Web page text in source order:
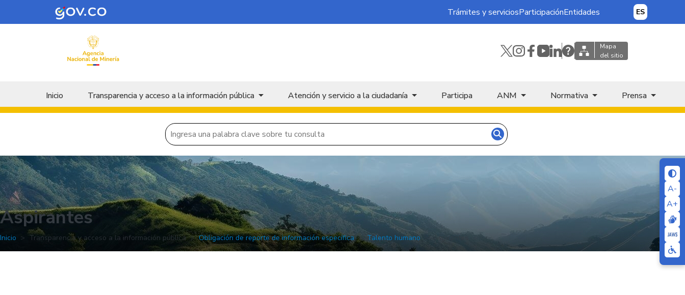
Skip to main content
A-
A+
Trámites y serviciosParticipaciónEntidades ES
Mapa
del sitio
Menu principal
Inicio Transparencia y acceso a la información pública Atención y servicio a la ciudadanía Participa ANM Normativa Prensa
Aspirantes
Inicio Transparencia y acceso a la información pública Obligación de reporte de información específica Talento humano Aspirantes